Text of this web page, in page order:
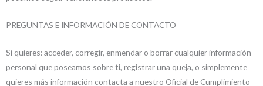
PREGUNTAS E INFORMACIÓN DE CONTACTO
Si quieres: acceder, corregir, enmendar o borrar cualquier información
personal que poseamos sobre ti, registrar una queja, o simplemente
quieres más información contacta a nuestro Oficial de Cumplimiento